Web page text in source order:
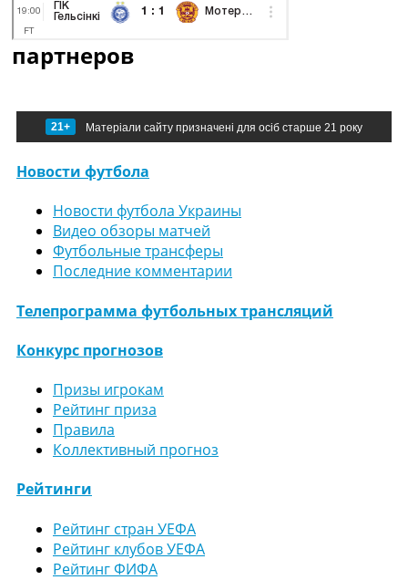
партнеров
21+ Матеріали сайту призначені для осіб старше 21 року
Новости футбола
Новости футбола Украины
Видео обзоры матчей
Футбольные трансферы
Последние комментарии
Телепрограмма футбольных трансляций
Конкурс прогнозов
Призы игрокам
Рейтинг приза
Правила
Коллективный прогноз
Рейтинги
Рейтинг стран УЕФА
Рейтинг клубов УЕФА
Рейтинг ФИФА